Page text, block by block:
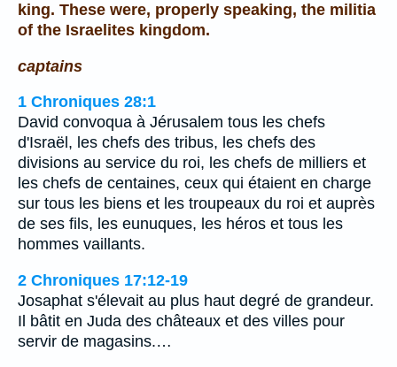
king. These were, properly speaking, the militia
of the Israelites kingdom.
captains
1 Chroniques 28:1
David convoqua à Jérusalem tous les chefs
d'Israël, les chefs des tribus, les chefs des
divisions au service du roi, les chefs de milliers et
les chefs de centaines, ceux qui étaient en charge
sur tous les biens et les troupeaux du roi et auprès
de ses fils, les eunuques, les héros et tous les
hommes vaillants.
2 Chroniques 17:12-19
Josaphat s'élevait au plus haut degré de grandeur.
Il bâtit en Juda des châteaux et des villes pour
servir de magasins.…